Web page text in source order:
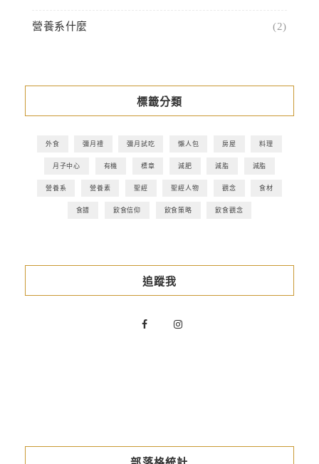
營養系什麼 (2)
標籤分類
外食 彌月禮 彌月試吃 懶人包 房屋 料理
月子中心 有機 標章 減肥 減脂 減脂
營養系 營養素 聖經 聖經人物 觀念 食材
食譜 飲食信仰 飲食策略 飲食觀念
追蹤我